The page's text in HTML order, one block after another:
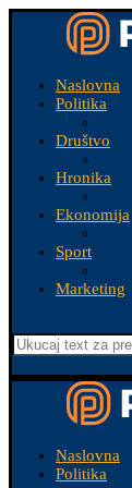
Naslovna
Politika
Društvo
Hronika
Ekonomija
Sport
Marketing
Naslovna
Politika